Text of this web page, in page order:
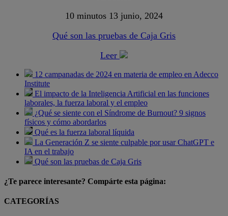
10 minutos 13 junio, 2024
Qué son las pruebas de Caja Gris
Leer
12 campanadas de 2024 en materia de empleo en Adecco
Institute
El impacto de la Inteligencia Artificial en las funciones
laborales, la fuerza laboral y el empleo
¿Qué se siente con el Síndrome de Burnout? 9 signos
físicos y cómo abordarlos
Qué es la fuerza laboral líquida
La Generación Z se siente culpable por usar ChatGPT e
IA en el trabajo
Qué son las pruebas de Caja Gris
¿Te parece interesante? Compárte esta página:
CATEGORÍAS